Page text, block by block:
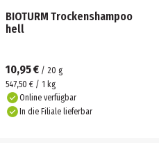
BIOTURM Trockenshampoo
hell
10,95 € / 20 g
547,50 € / 1 kg
Online verfügbar
In die Filiale lieferbar